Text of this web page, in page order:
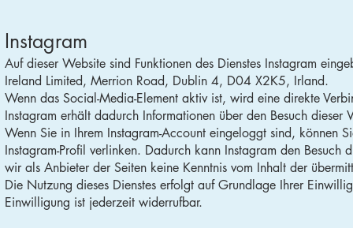
Instagram
Auf dieser Website sind Funktionen des Dienstes Instagram
Ireland Limited, Merrion Road, Dublin 4, D04 X2K5, Irland.
Wenn das Social-Media-Element aktiv ist, wird eine direkte
Instagram erhält dadurch Informationen über den Besuch dieser
Wenn Sie in Ihrem Instagram-Account eingeloggt sind, können
Instagram-Profil verlinken. Dadurch kann Instagram den
wir als Anbieter der Seiten keine Kenntnis vom Inhalt der
Die Nutzung dieses Dienstes erfolgt auf Grundlage Ihrer
Einwilligung ist jederzeit widerrufbar.